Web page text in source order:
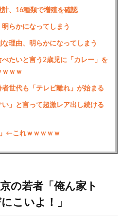
計、16種類で増殖を確認
らかになってしまう
な理由、明らかになってしまう
べたいと言う2歳児に「カレー」を
ｗｗ
者世代も「テレビ離れ」が始まる
い」と言って超激レア出し続ける
←これｗｗｗｗｗ
の若者「俺ん家ト
こいよ！」